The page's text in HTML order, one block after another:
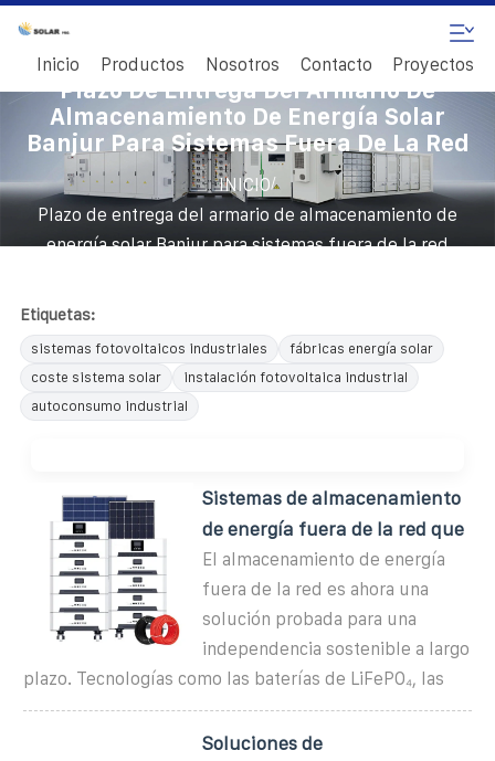
Inicio Productos Nosotros Contacto Proyectos
Plazo De Entrega Del Armario De
Almacenamiento De Energía Solar
Banjur Para Sistemas Fuera De La Red
INICIO/
Plazo de entrega del armario de almacenamiento de
energía solar Banjur para sistemas fuera de la red
Etiquetas:
sistemas fotovoltaicos industriales
fábricas energía solar
coste sistema solar
instalación fotovoltaica industrial
autoconsumo industrial
Sistemas de almacenamiento
de energía fuera de la red que
El almacenamiento de energía
fuera de la red es ahora una
solución probada para una
independencia sostenible a largo
plazo. Tecnologías como las baterías de LiFePO₄, las
Soluciones de